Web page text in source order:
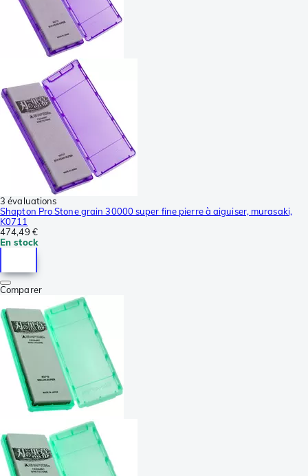
3 évaluations
Shapton Pro Stone grain 30000 super fine pierre à aiguiser, murasaki,
K0711
474,49 €
En stock
Comparer